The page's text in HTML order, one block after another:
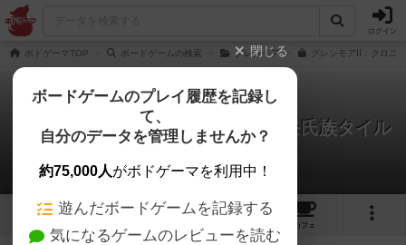
ログイン
ボドゲーマTOP ボードゲームの検索 グレンモア グレンモアⅡ：クロニ
グレンモアⅡ：クロニクルズ プロモ氏族タイル
0件の戦略やコツ
カフェ
閉じる
ボードゲームのプレイ履歴を記録し
て、
自分のデータを管理しませんか？
約75,000人がボドゲーマを利用中！
遊んだボードゲームを記録する
気になるゲームのレビューを読む